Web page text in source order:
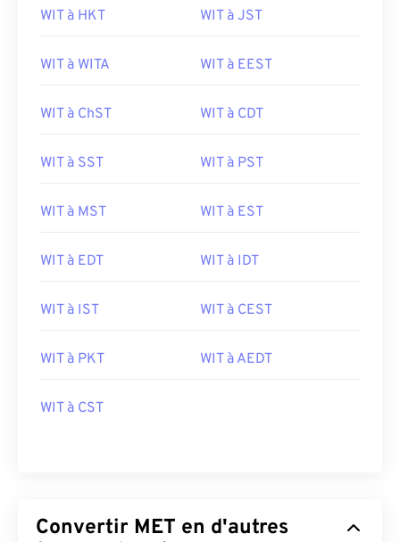
WIT à HKT WIT à JST
WIT à WITA WIT à EEST
WIT à ChST WIT à CDT
WIT à SST WIT à PST
WIT à MST WIT à EST
WIT à EDT WIT à IDT
WIT à IST WIT à CEST
WIT à PKT WIT à AEDT
WIT à CST
Convertir MET en d'autres